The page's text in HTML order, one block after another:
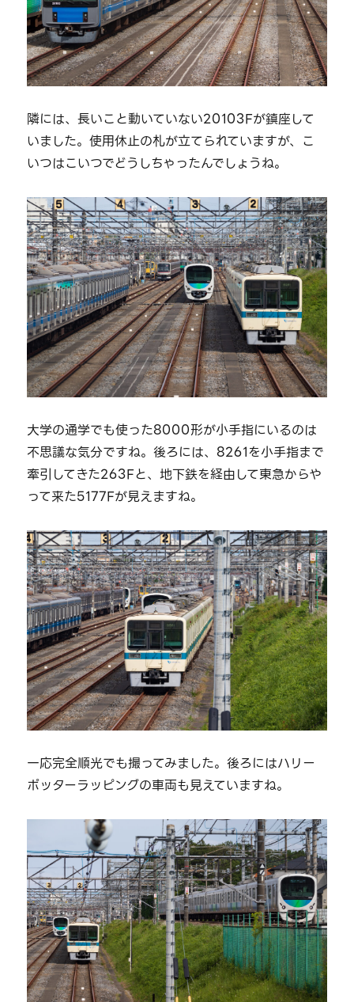
隣には、長いこと動いていない20103Fが鎮座して
いました。使用休止の札が立てられていますが、こ
いつはこいつでどうしちゃったんでしょうね。
大学の通学でも使った8000形が小手指にいるのは
不思議な気分ですね。後ろには、8261を小手指まで
牽引してきた263Fと、地下鉄を経由して東急からや
って来た5177Fが見えますね。
一応完全順光でも撮ってみました。後ろにはハリー
ポッターラッピングの車両も見えていますね。